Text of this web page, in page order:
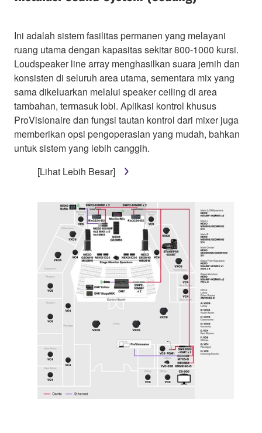
Ini adalah sistem fasilitas permanen yang melayani
ruang utama dengan kapasitas sekitar 800-1000 kursi.
Loudspeaker line array menghasilkan suara jernih dan
konsisten di seluruh area utama, sementara mix yang
sama dikeluarkan melalui speaker ceiling di area
tambahan, termasuk lobi. Aplikasi kontrol khusus
ProVisionaire dan fungsi tautan kontrol dari mixer juga
memberikan opsi pengoperasian yang mudah, bahkan
untuk sistem yang lebih canggih.
[Lihat Lebih Besar]